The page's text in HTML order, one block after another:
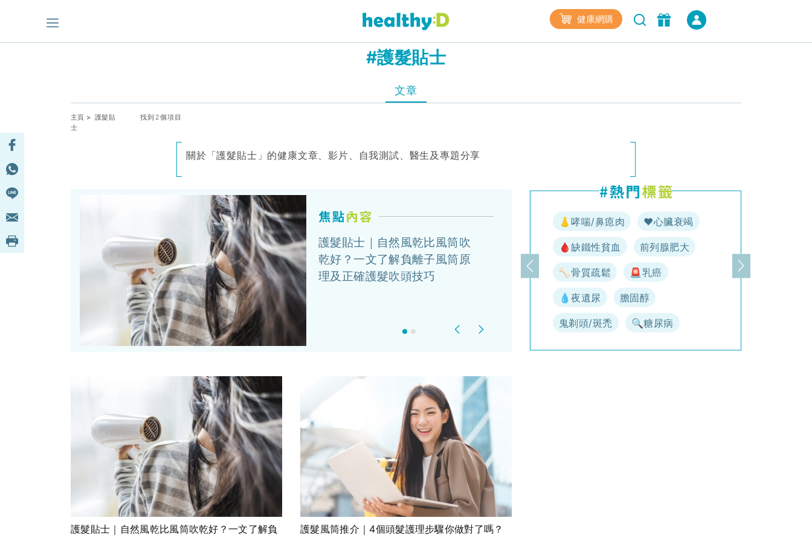
健康網購
#護髮貼士
文章
主頁 > 護髮貼
士
找到2個項目
關於「護髮貼士」的健康文章、影片、自我測試、醫生及專題分享
護髮貼士｜自然風乾比風筒吹
乾好？一文了解負離子風筒原
理及正確護髮吹頭技巧
Previous
上一頁
👃哮喘/鼻瘜肉 ♥️心臟衰竭
🩸缺鐵性貧血 前列腺肥大
🦴骨質疏鬆 🚨乳癌
💧夜遺尿 膽固醇
鬼剃頭/斑禿 🔍糖尿病
下一頁
護髮貼士｜自然風乾比風筒吹乾好？一文了解負
護髮風筒推介｜4個頭髮護理步驟你做對了嗎？